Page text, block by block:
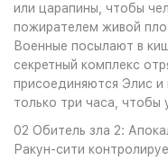
или царапины, чтобы
пожирателем живой
Военные посылают в
секретный комплекс
присоединяются Элис и
только три часа, чтобы
02 Обитель зла 2:
Ракун-сити